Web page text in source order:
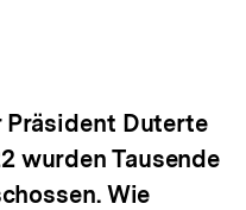
Präsident Duterte
wurden Tausende
Wie